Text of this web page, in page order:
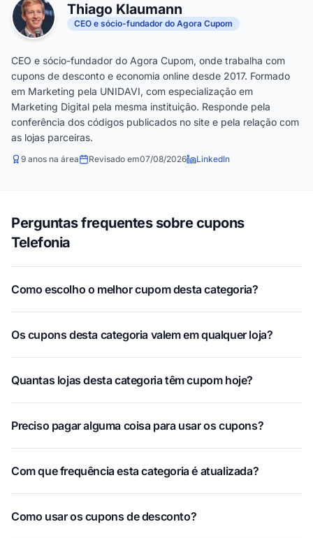
Thiago Klaumann
CEO e sócio-fundador do Agora Cupom
CEO e sócio-fundador do Agora Cupom, onde trabalha com
cupons de desconto e economia online desde 2017. Formado
em Marketing pela UNIDAVI, com especialização em
Marketing Digital pela mesma instituição. Responde pela
conferência dos códigos publicados no site e pela relação com
as lojas parceiras.
9 anos na área Revisado em07/08/2026 LinkedIn
Perguntas frequentes sobre cupons
Telefonia
Como escolho o melhor cupom desta categoria?
Os cupons desta categoria valem em qualquer loja?
Quantas lojas desta categoria têm cupom hoje?
Preciso pagar alguma coisa para usar os cupons?
Com que frequência esta categoria é atualizada?
Como usar os cupons de desconto?